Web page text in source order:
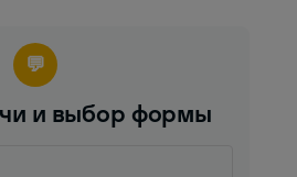
💬
и выбор формы